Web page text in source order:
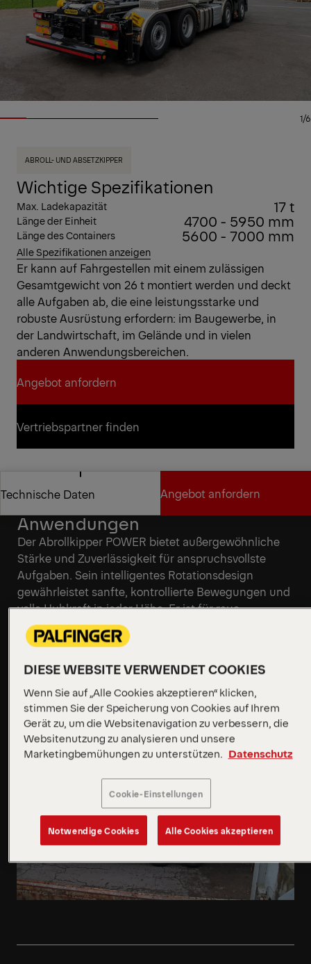
1/6
ABROLL- UND ABSETZKIPPER
Wichtige Spezifikationen
Max. Ladekapazität 17 t
Länge der Einheit 4700 - 5950 mm
Länge des Containers 5600 - 7000 mm
Alle Spezifikationen anzeigen
Er kann auf Fahrgestellen mit einem zulässigen
Gesamtgewicht von 26 t montiert werden und deckt
alle Aufgaben ab, die eine leistungsstarke und
robuste Ausrüstung erfordern: im Baugewerbe, in
der Landwirtschaft, im Gelände und in vielen
anderen Anwendungsbereichen.
Angebot anfordern
Angebot anfordern
Vertriebspartner finden
Vertriebspartner finden
Technische Daten
Technische Daten
Angebot anfordern
Angebot anfordern
Konzipiert für anspruchsvolle
Anwendungen
Der Abrollkipper POWER bietet außergewöhnliche
Stärke und Zuverlässigkeit für anspruchsvollste
Aufgaben. Sein intelligentes Rotationsdesign
gewährleistet sanfte, kontrollierte Bewegungen und
volle Hubkraft in jeder Höhe. Er ist für raue
Bedingungen konzipiert, kann festsitzende
Container mühelos befreien und einen
Mehr erfahren
Mehr erfahren
DIESE WEBSITE VERWENDET COOKIES
Wenn Sie auf „Alle Cookies akzeptieren“ klicken,
stimmen Sie der Speicherung von Cookies auf Ihrem
Gerät zu, um die Websitenavigation zu verbessern, die
Websitenutzung zu analysieren und unsere
Marketingbemühungen zu unterstützen. Datenschutz
Cookie-Einstellungen
Notwendige Cookies Alle Cookies akzeptieren